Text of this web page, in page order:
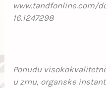
www.tandfonline.com/
16.1247298
Ponudu
u zrnu, organske